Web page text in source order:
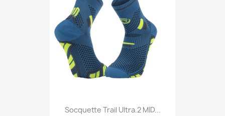
Socquette Trail Ultra.2 MID...